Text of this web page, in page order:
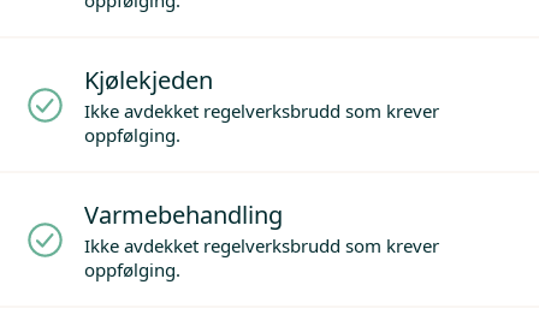
Kjølekjeden
Ikke avdekket regelverksbrudd som krever
oppfølging.
Varmebehandling
Ikke avdekket regelverksbrudd som krever
oppfølging.